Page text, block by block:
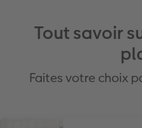
Tout savoir
Faites votre choix